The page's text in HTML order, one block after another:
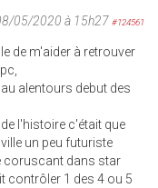
05/2020 à 15h27 #124561
de m'aider à retrouver
alentours debut des
l'histoire c'était que
un peu futuriste
coruscant dans star
contrôler 1 des 4 ou 5